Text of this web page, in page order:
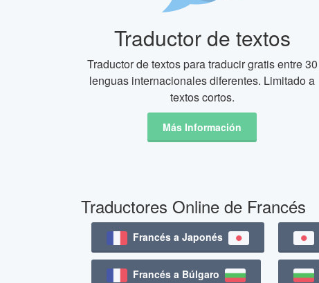
Traductor de textos
Traductor de textos para traducir gratis entre 30
lenguas internacionales diferentes. Limitado a
textos cortos.
Más Información
Traductores Online de Francés
Francés a Japonés
Francés a Búlgaro